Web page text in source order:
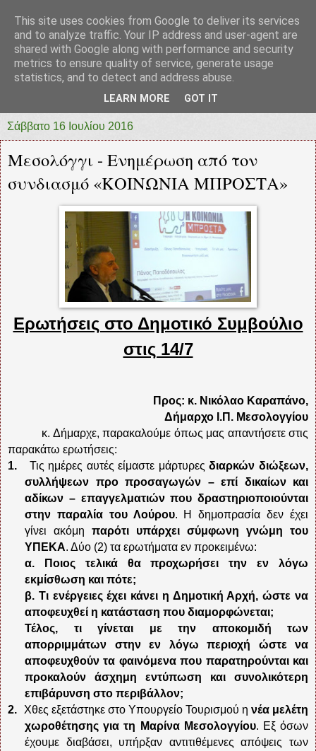
prototypia
"ΠΡΩΤΟΤΥΠΙΑ" * ΑΝΕΞΑΡΤΗΤΗ-ΗΛΕΚΤΡΟΝΙΚΗ-
Σάββατο 16 Ιουλίου 2016
Μεσολόγγι - Ενημέρωση από τον
συνδιασμό «ΚΟΙΝΩΝΙΑ ΜΠΡΟΣΤΑ»
Ερωτήσεις στο Δημοτικό Συμβούλιο
στις 14/7
Προς: κ. Νικόλαο Καραπάνο,
Δήμαρχο Ι.Π. Μεσολογγίου
κ. Δήμαρχε, παρακαλούμε όπως μας απαντήσετε στις
παρακάτω ερωτήσεις:
1.
Τις ημέρες αυτές είμαστε μάρτυρεςδιαρκών διώξεων,
συλλήψεων προ προσαγωγών – επί δικαίων και
αδίκων – επαγγελματιών που δραστηριοποιούνται
στην παραλία του Λούρου. Η δημοπρασία δεν έχει
γίνει ακόμη παρότι υπάρχει σύμφωνη γνώμη του
ΥΠΕΚΑ. Δύο (2) τα ερωτήματα εν προκειμένω:
α. Ποιος τελικά θα προχωρήσει την εν λόγω
εκμίσθωση και πότε;
β. Τι ενέργειες έχει κάνει η Δημοτική Αρχή, ώστε να
αποφευχθεί η κατάσταση που διαμορφώνεται;
Τέλος, τι γίνεται με την αποκομιδή των
απορριμμάτων στην εν λόγω περιοχή ώστε να
αποφευχθούν τα φαινόμενα που παρατηρούνται και
προκαλούν άσχημη εντύπωση και συνολικότερη
επιβάρυνση στο περιβάλλον;
2.
Χθες εξετάστηκε στο Υπουργείο Τουρισμού η νέα μελέτη
χωροθέτησης για τη Μαρίνα Μεσολογγίου. Εξ όσων
έχουμε διαβάσει, υπήρξαν αντιτιθέμενες απόψεις των
This site uses cookies from Google to deliver its services
and to analyze traffic. Your IP address and user-agent are
shared with Google along with performance and security
metrics to ensure quality of service, generate usage
statistics, and to detect and address abuse.
LEARN MORE GOT IT